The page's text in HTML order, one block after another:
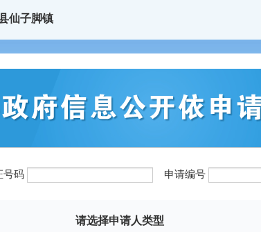
仙子脚镇
号码 申请编号
请选择申请人类型